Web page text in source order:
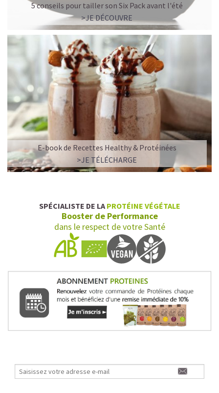
5 conseils pour tailler son Six Pack avant l'été
>JE DÉCOUVRE
E-book de Recettes Healthy & Protéinées
>JE TÉLÉCHARGE
SPÉCIALISTE DE LA PROTÉINE VÉGÉTALE
Booster de Performance
dans le respect de votre Santé